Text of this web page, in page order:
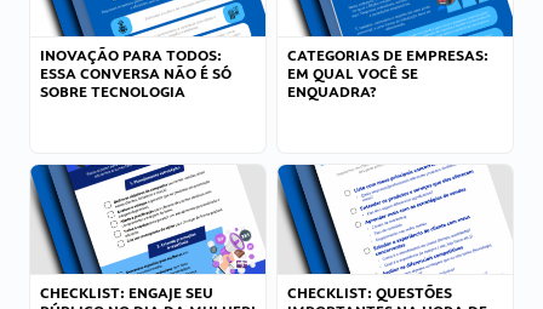
INOVAÇÃO PARA TODOS:
ESSA CONVERSA NÃO É SÓ
SOBRE TECNOLOGIA
CATEGORIAS DE EMPRESAS:
EM QUAL VOCÊ SE
ENQUADRA?
CHECKLIST: ENGAJE SEU
CHECKLIST: QUESTÕES